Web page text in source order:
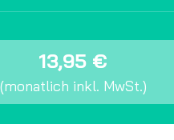
13,95 €
(monatlich inkl. MwSt.)